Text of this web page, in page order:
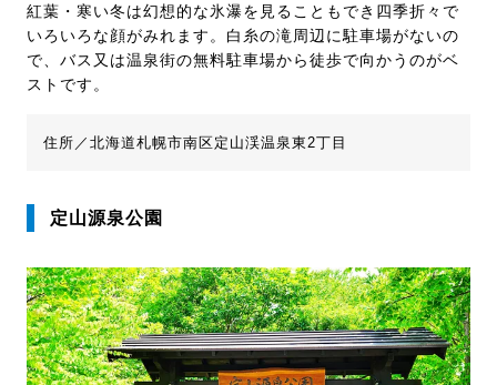
紅葉・寒い冬は幻想的な氷瀑を見ることもでき四季折々で
いろいろな顔がみれます。白糸の滝周辺に駐車場がないの
で、バス又は温泉街の無料駐車場から徒歩で向かうのがベ
ストです。
住所／北海道札幌市南区定山渓温泉東2丁目
定山源泉公園